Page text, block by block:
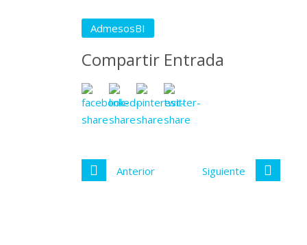
AdmesosBI
Compartir Entrada
Anterior Siguiente